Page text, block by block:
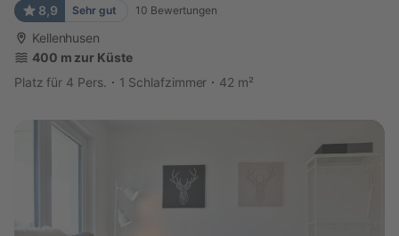
8,9 Sehr gut 10 Bewertungen
Kellenhusen
400 m zur Küste
Platz für 4 Pers.
1 Schlafzimmer 42 m²